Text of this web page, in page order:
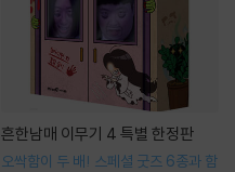
흔한남매 이무기 4 특별 한정판
오싹함이 두 배! 스페셜 굿즈 6종과 함